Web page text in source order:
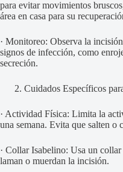
para evitar movimientos
área en casa para su
· Monitoreo: Observa la
signos de infección, como
secreción.
Cuidados Específicos
· Actividad Física: Limita la
una semana. Evita que salten o
· Collar Isabelino: Usa un
laman o muerdan la incisión.